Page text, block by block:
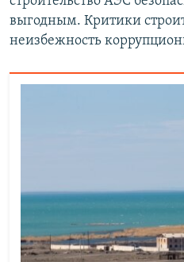
выгодным. Критики
неизбежность